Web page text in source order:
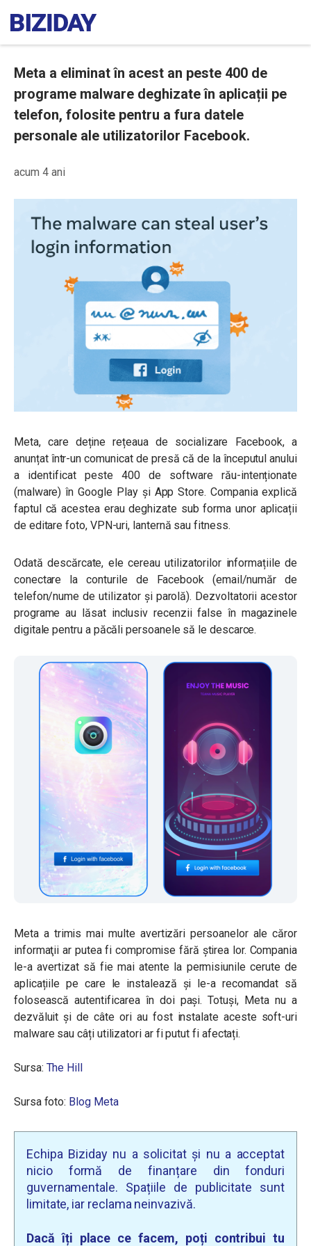
Meta a eliminat în acest an peste 400 de
programe malware deghizate în aplicații pe
telefon, folosite pentru a fura datele
personale ale utilizatorilor Facebook.
acum 4 ani
Meta, care deține rețeaua de socializare Facebook, a
anunțat într-un comunicat de presă că de la începutul anului
a identificat peste 400 de software rău-intenționate
(malware) în Google Play şi App Store. Compania explică
faptul că acestea erau deghizate sub forma unor aplicații
de editare foto, VPN-uri, lanternă sau fitness.
Odată descărcate, ele cereau utilizatorilor informațiile de
conectare la conturile de Facebook (email/număr de
telefon/nume de utilizator și parolă). Dezvoltatorii acestor
programe au lăsat inclusiv recenzii false în magazinele
digitale pentru a păcăli persoanele să le descarce.
Meta a trimis mai multe avertizări persoanelor ale căror
informaţii ar putea fi compromise fără ştirea lor. Compania
le-a avertizat să fie mai atente la permisiunile cerute de
aplicațiile pe care le instalează și le-a recomandat să
folosească autentificarea în doi pași. Totuși, Meta nu a
dezvăluit și de câte ori au fost instalate aceste soft-uri
malware sau câți utilizatori ar fi putut fi afectați.
Sursa: The Hill
Sursa foto: Blog Meta
Echipa Biziday nu a solicitat și nu a acceptat
nicio formă de finanțare din fonduri
guvernamentale. Spațiile de publicitate sunt
limitate, iar reclama neinvazivă.
Dacă îți place ce facem, poți contribui tu